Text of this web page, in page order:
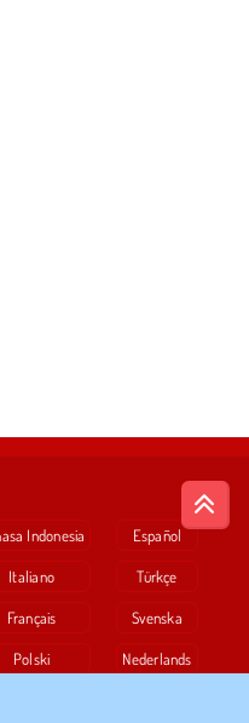
Indonesia
Italiano
Français
Polski
Español
Türkçe
Svenska
Nederlands